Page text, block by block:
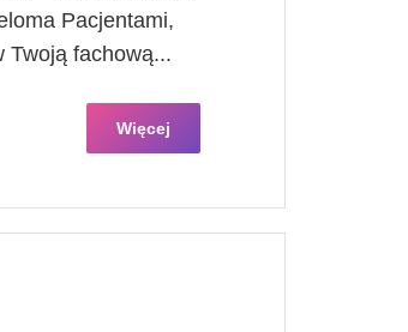
Pacjentami,
Twoją fachową...
Więcej